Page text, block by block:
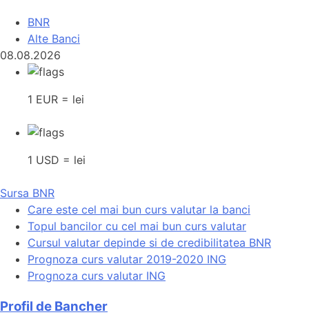
BNR
Alte Banci
08.08.2026
1 EUR = lei
1 USD = lei
Sursa BNR
Care este cel mai bun curs valutar la banci
Topul bancilor cu cel mai bun curs valutar
Cursul valutar depinde si de credibilitatea BNR
Prognoza curs valutar 2019-2020 ING
Prognoza curs valutar ING
Profil de Bancher